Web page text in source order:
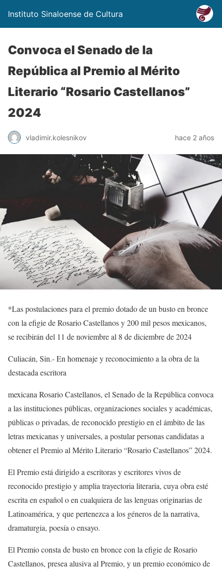
Instituto Sinaloense de Cultura
Convoca el Senado de la
República al Premio al Mérito
Literario “Rosario Castellanos”
2024
vladimir.kolesnikov hace 2 años
*Las postulacionespara el premio dotado de un busto en bronce
con la efigie de Rosario Castellanos y 200 mil pesos mexicanos,
se recibirán del 11 de noviembre al 8 de diciembre de2024
Culiacán, Sin.-En homenaje y reconocimiento a la obra de la
destacada escritora
mexicana Rosario Castellanos, el Senado de la República convoca
a las instituciones públicas, organizaciones sociales y académicas,
públicas o privadas, de reconocido prestigio en el ámbito de las
letrasmexicanas y universales, a postular personas candidatas a
obtener el Premio al Mérito Literario “Rosario Castellanos” 2024.
El Premio está dirigido a escritoras y escritores vivos de
reconocidoprestigio y amplia trayectoria literaria, cuya obra esté
escrita en español o en cualquiera de las lenguas originarias de
Latinoamérica, y quepertenezca a los géneros de la narrativa,
dramaturgia, poesía o ensayo.
El Premio consta debusto en bronce con la efigie de Rosario
Castellanos, presea alusiva al Premio, yun premio económico de